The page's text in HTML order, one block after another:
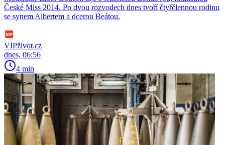
České Miss 2014. Po dvou rozvodech dnes tvoří čtyřčlennou rodinu
se synem Albertem a dcerou Beátou.
VIPživot.cz
dnes, 06:56
4 min